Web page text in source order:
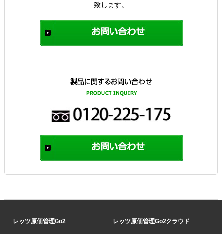
致します。
レッツ原価管理Go2 レッツ原価管理Go2クラウド